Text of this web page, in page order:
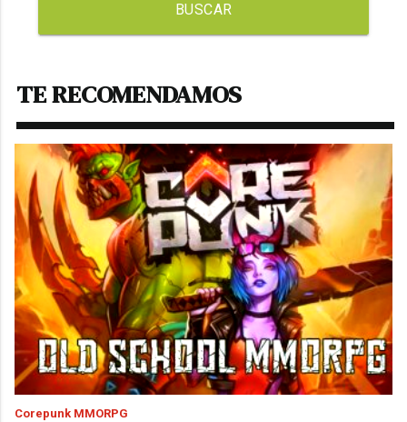
BUSCAR
TE RECOMENDAMOS
Corepunk MMORPG